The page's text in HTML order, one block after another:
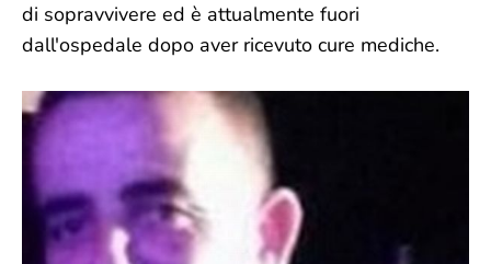
di sopravvivere ed è attualmente fuori
dall'ospedale dopo aver ricevuto cure mediche.